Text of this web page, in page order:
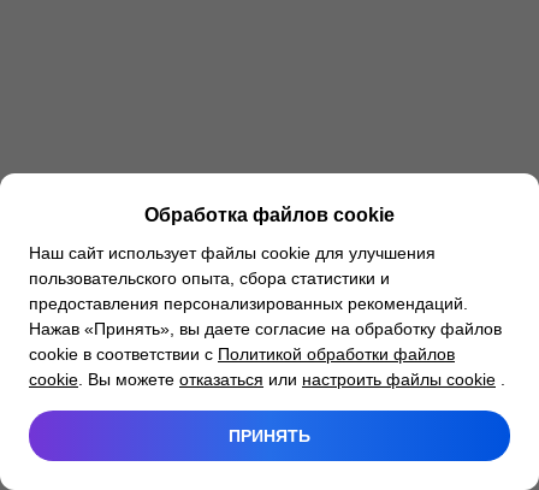
Обработка файлов cookie
Наш сайт использует файлы cookie для улучшения
пользовательского опыта, сбора статистики и
предоставления персонализированных рекомендаций.
Нажав «Принять», вы даете согласие на обработку файлов
cookie в соответствии с Политикой обработки файлов
cookie . Вы можете отказаться или настроить файлы cookie
ПРИНЯТЬ